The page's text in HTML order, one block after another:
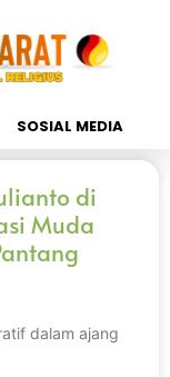
SOSIAL MEDIA
di
Muda
dalam ajang